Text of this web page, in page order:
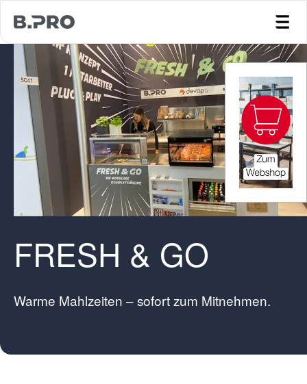
FRESH & GO
Warme Mahlzeiten – sofort zum Mitnehmen.